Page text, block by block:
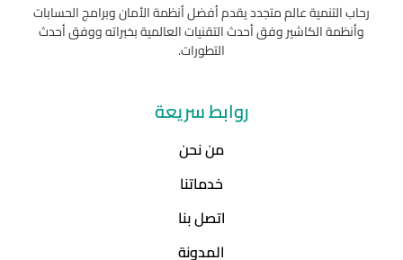
رحاب التنمية عالم متجدد يقدم أفضل أنظمة الأمان وبرامج الحسابات
وأنظمة الكاشير وفق أحدث التقنيات العالمية بخبراته ووفق أحدث
التطورات.
روابط سريعة
من نحن
خدماتنا
اتصل بنا
المدونة